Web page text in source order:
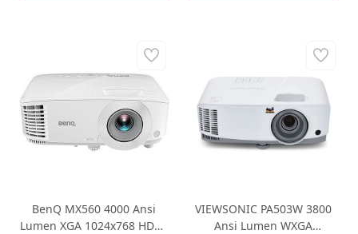
BenQ MX560 4000 Ansi
Lumen XGA 1024x768 HDMI
VIEWSONIC PA503W 3800
Ansi Lumen WXGA